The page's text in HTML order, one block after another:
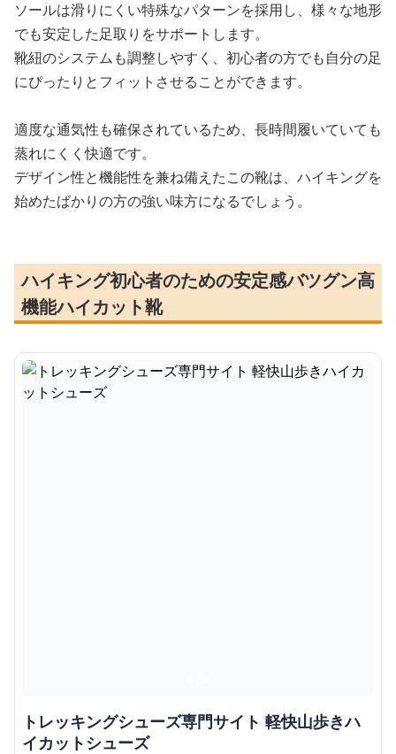
ソールは滑りにくい特殊なパターンを採用し、様々な地形
でも安定した足取りをサポートします。
靴紐のシステムも調整しやすく、初心者の方でも自分の足
にぴったりとフィットさせることができます。
適度な通気性も確保されているため、長時間履いていても
蒸れにくく快適です。
デザイン性と機能性を兼ね備えたこの靴は、ハイキングを
始めたばかりの方の強い味方になるでしょう。
ハイキング初心者のための安定感バツグン高
機能ハイカット靴
トレッキングシューズ専門サイト 軽快山歩きハ
イカットシューズ